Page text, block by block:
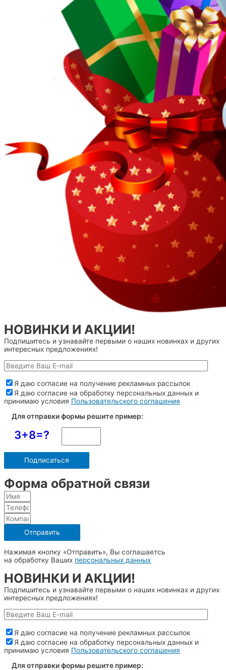
НОВИНКИ И АКЦИИ!
Подпишитесь и узнавайте первыми о наших новинках и других
интересных предложениях!
Я даю согласие на получение рекламных рассылок
Я даю согласие на обработку персональных данных и
принимаю условия Пользовательского соглашения
Для отправки формы решите пример:
3+8=?
Форма обратной связи
Отправить
Нажимая кнопку «Отправить», Вы соглашаетсь
на обработку Ваших персональных данных
НОВИНКИ И АКЦИИ!
Подпишитесь и узнавайте первыми о наших новинках и других
интересных предложениях!
Я даю согласие на получение рекламных рассылок
Я даю согласие на обработку персональных данных и
принимаю условия Пользовательского соглашения
Для отправки формы решите пример: